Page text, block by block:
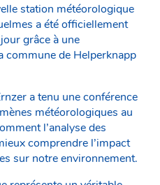
station météorologique
a été officiellement
grâce à une
commune de Helperknapp
a tenu une conférence
météorologiques au
l’analyse des
comprendre l’impact
sur notre environnement.